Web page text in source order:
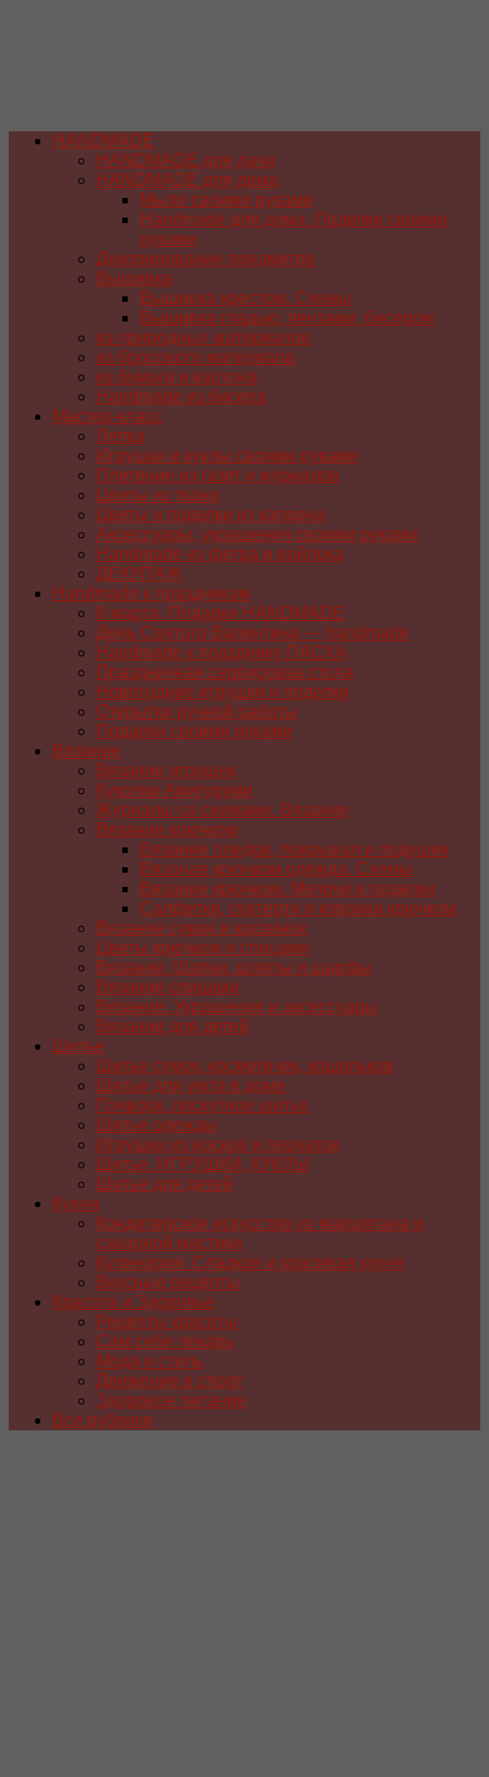
HANDMADE
HANDMADE для дачи
HANDMADE для дома
Мыло своими руками
Handmade для дома. Поделки своими
руками
Декорирование предметов
Вышивка
Вышивка крестом. Схемы
Вышивка гладью, лентами, бисером
из природных материалов
из бросового материала
из бумаги и картона
Handmade из бисера
Мастер-класс
Лепка
Игрушки и куклы своими руками
Плетение из газет и журналов
Цветы из ткани
Цветы и поделки из капрона
Аксессуары, украшения своими руками
Handmade из фетра и войлока
ДЕКУПАЖ
Handmade к праздникам
8 марта. Подарки HANDMADE
День Святого Валентина — handmade
Handmade к празднику ПАСХA
Праздничная сервировка стола
Новогодние игрушки и поделки
Открытки ручной работы
Подарки своими руками
Вязание
Вязание игрушек
Куколки Амигуруми
Журналы со схемами. Вязание
Вязание крючком
Вязание пледов, покрывал и подушек
Вязаная крючком одежда. Схемы
Вязание крючком. Мелочи и поделки
Салфетки, скатерти и коврики крючком
Вязание сумок и корзинок
Цветы крючком и спицами
Вязание. Шапки, шляпы и шарфы
Вязание спицами
Вязание. Украшения и аксессуары
Вязание для детей
Шитье
Шитье сумок, косметичек, кошельков
Шитье для уюта в доме
Пэчворк, лоскутное шитье
Шитье одежды
Игрушки из носков и перчаток
Шитье. ИГРУШКИ, КУКЛЫ
Шитье для детей
Кухня
Кондитерское искусство из марципана и
сахарной мастики
Кулинария. Сладкая и красивая кухня
Вкусные рецепты
Красота и Здоровье
Рецепты красоты
Сам себе лекарь
Мода и стиль
Движение и спорт
Здоровое питание
Все рубрики